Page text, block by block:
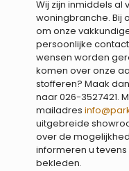
Wij zijn inmiddels al
woningbranche. Bij
om onze
persoonlijke
wensen worden
komen over onze
stofferen? Maak
naar026-3527421.
mailadres
uitgebreide
over de
informeren u
bekleden.